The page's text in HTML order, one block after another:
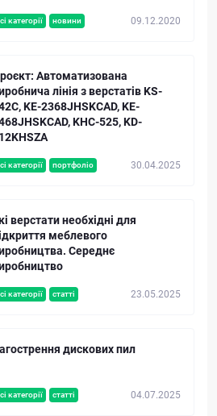
категорії новини 09.12.2020
категорії портфоліо 30.04.2025
Автоматизована
лінія з верстатів KS-
KE-2368JHSKCAD, KE-
KHC-525, KD-
категорії статті 23.05.2025
верстати необхідні для
меблевого
Середнє
категорії статті 04.07.2025
дискових пил